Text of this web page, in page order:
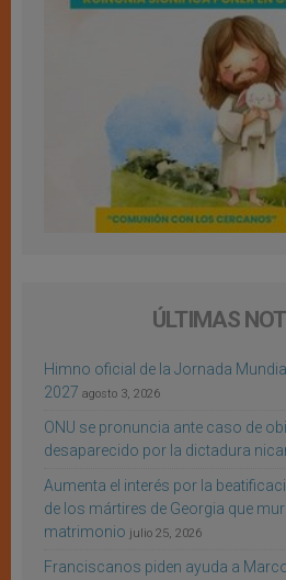
ÚLTIMAS
Himno oficial de la Jornada
2027 agosto 3, 2026
ONU se pronuncia ante caso de
desaparecido por la dictadura
Aumenta el interés por la
de los mártires de Georgia que
matrimonio julio 25, 2026
Franciscanos piden ayuda a